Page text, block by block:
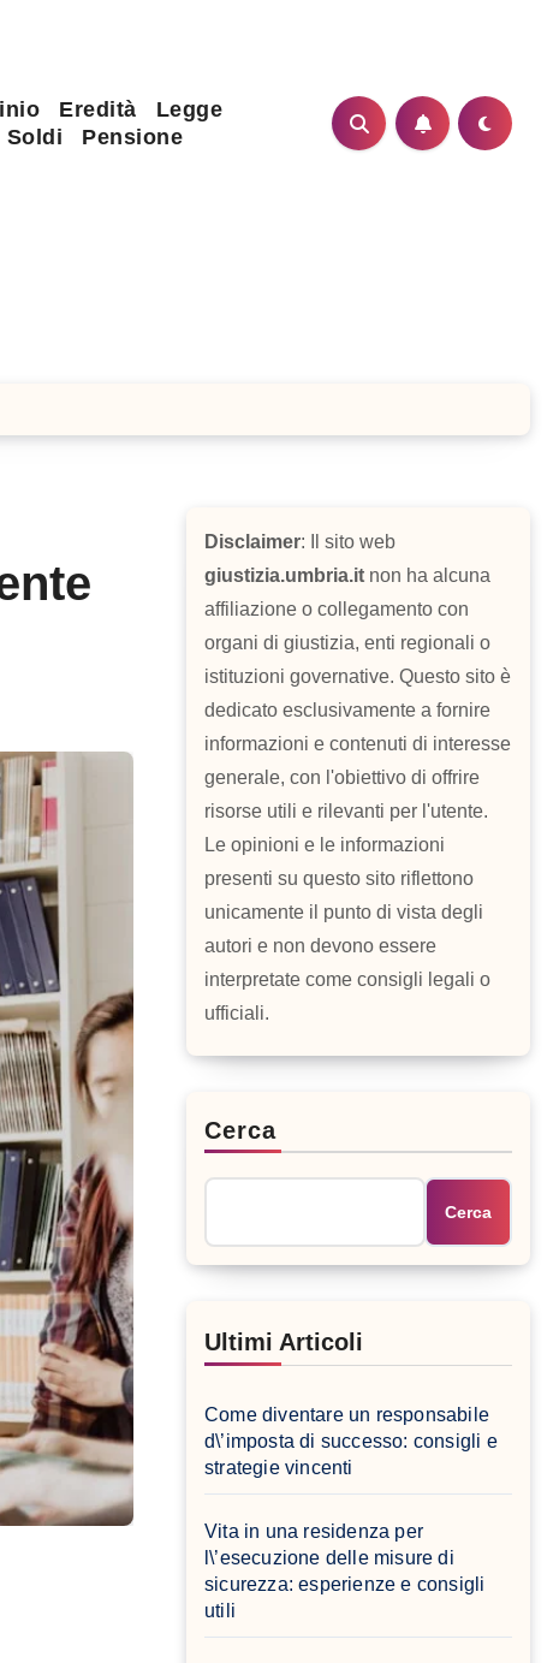
Eredità
Legge
Soldi Pensione
Disclaimer: Il sito web
giustizia.umbria.it non ha alcuna
affiliazione o collegamento con
organi di giustizia, enti regionali o
istituzioni governative. Questo sito è
dedicato esclusivamente a fornire
informazioni e contenuti di interesse
generale, con l'obiettivo di offrire
risorse utili e rilevanti per l'utente.
Le opinioni e le informazioni
presenti su questo sito riflettono
unicamente il punto di vista degli
autori e non devono essere
interpretate come consigli legali o
ufficiali.
Cerca
Cerca
Ultimi Articoli
Come diventare un responsabile
d\’imposta di successo: consigli e
strategie vincenti
Vita in una residenza per
l\’esecuzione delle misure di
sicurezza: esperienze e consigli
utili